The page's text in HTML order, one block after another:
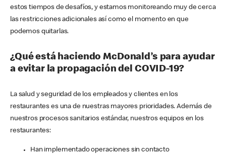
estos tiempos de desafíos, y estamos monitoreando muy de cerca
las restricciones adicionales así como el momento en que
podemos quitarlas.
¿Qué está haciendo McDonald’s para ayudar
a evitar la propagación del COVID-19?
La salud y seguridad de los empleados y clientes en los
restaurantes es una de nuestras mayores prioridades. Además de
nuestros procesos sanitarios estándar, nuestros equipos en los
restaurantes:
Han implementado operaciones sin contacto